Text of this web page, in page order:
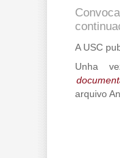
A USC
Unha
arquivo